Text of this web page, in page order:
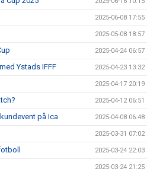
2025-06-08 17:55
2025-05-08 18:57
2025-04-24 06:57
Ystads IFFF 2025-04-23 13:32
2025-04-17 20:19
2025-04-12 06:51
på Ica 2025-04-08 06:48
2025-03-31 07:02
2025-03-24 22:03
2025-03-24 21:25